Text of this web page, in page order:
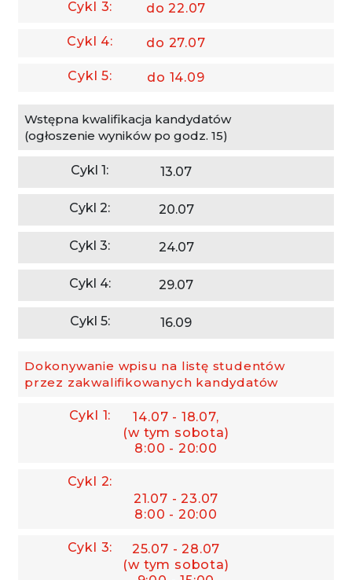
do 22.07
do 27.07
do 14.09
Wstępna kwalifikacja kandydatów
(ogłoszenie wyników po godz. 15)
13.07
20.07
24.07
29.07
16.09
Dokonywanie wpisu na listę studentów
przez zakwalifikowanych kandydatów
14.07 - 18.07,
(w tym sobota)
8:00 - 20:00
21.07 - 23.07
8:00 - 20:00
25.07 - 28.07
(w tym sobota)